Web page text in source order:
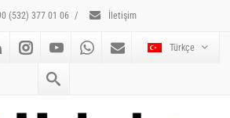
(532) 377 01 06 / İletişim
Türkçe